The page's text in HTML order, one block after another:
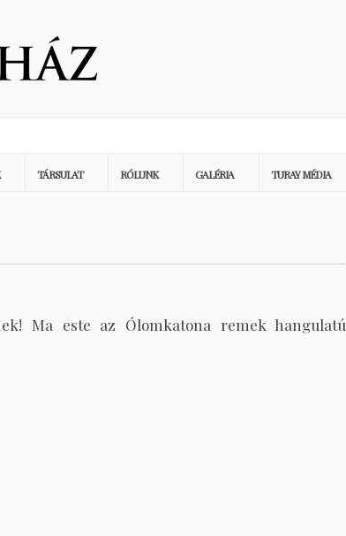
TÁRSULAT RÓLUNK GALÉRIA TURAY MÉDIA
Ma este az Ólomkatona remek hangulatú